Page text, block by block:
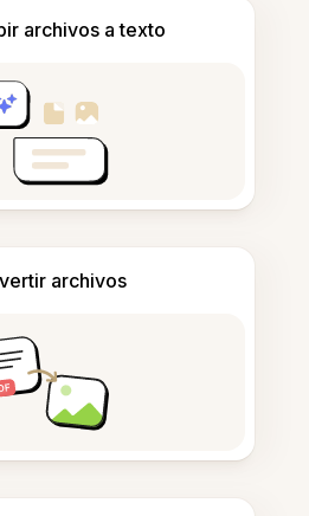
archivos a texto
archivos